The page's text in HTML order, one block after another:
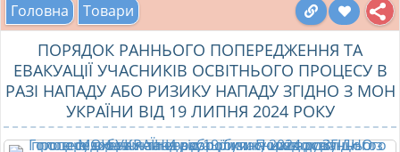
ВПОДОБАНІ ТОВАРИ
КОШИК
ВСІ ТОВАРИ
ВИХОВАТЕЛЯМ ДНЗ
ПОЧАТКОВІ КЛАСИ
МАТЕРІАЛИ З ПРЕДМЕТІВ
Головна Товари
ПОРЯДОК РАННЬОГО ПОПЕРЕДЖЕННЯ ТА
ЕВАКУАЦІЇ УЧАСНИКІВ ОСВІТНЬОГО ПРОЦЕСУ В
РАЗІ НАПАДУ АБО РИЗИКУ НАПАДУ ЗГІДНО З МОН
УКРАЇНИ ВІД 19 ЛИПНЯ 2024 РОКУ